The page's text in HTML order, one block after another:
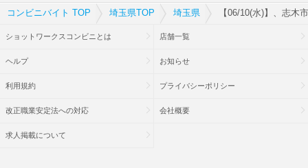
コンビニバイト TOP 埼玉県TOP 埼玉県 【06/10(水)】、志木
ショットワークスコンビニとは 店舗一覧
ヘルプ お知らせ
利用規約 プライバシーポリシー
改正職業安定法への対応 会社概要
求人掲載について